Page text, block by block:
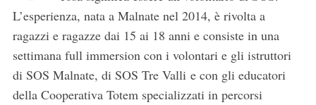
L’esperienza, nata a Malnate nel 2014, è rivolta a
ragazzi e ragazze dai 15 ai 18 anni e consiste in una
settimana full immersion con i volontari e gli istruttori
di SOS Malnate, di SOS Tre Valli e con gli educatori
della Cooperativa Totem specializzati in percorsi